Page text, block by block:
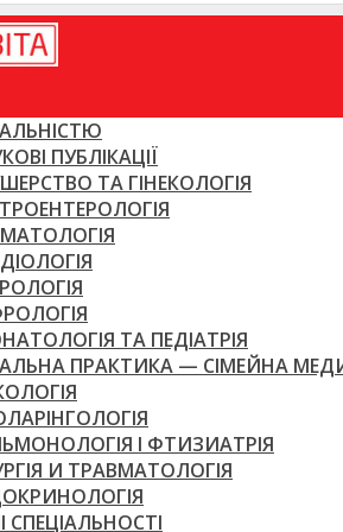
ПУБЛІКАЦІЇ
ТА ГІНЕКОЛОГІЯ
ТА ПЕДІАТРІЯ
ПРАКТИКА — СІМЕЙНА
І ФТИЗИАТРІЯ
И ТРАВМАТОЛОГІЯ
СПЕЦІАЛЬНОСТІ